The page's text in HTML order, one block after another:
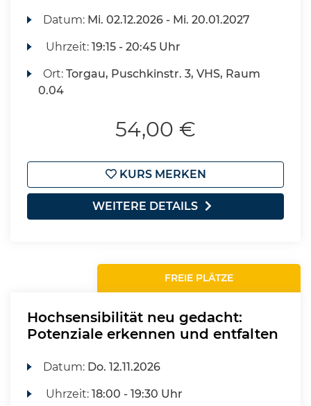
Datum: Mi. 02.12.2026 - Mi. 20.01.2027
Uhrzeit:19:15 - 20:45 Uhr
Ort:Torgau, Puschkinstr. 3, VHS, Raum
0.04
54,00 €
KURS MERKEN
WEITERE DETAILS
FREIE PLÄTZE
Hochsensibilität neu gedacht:
Potenziale erkennen und entfalten
Datum: Do. 12.11.2026
Uhrzeit:18:00 - 19:30 Uhr